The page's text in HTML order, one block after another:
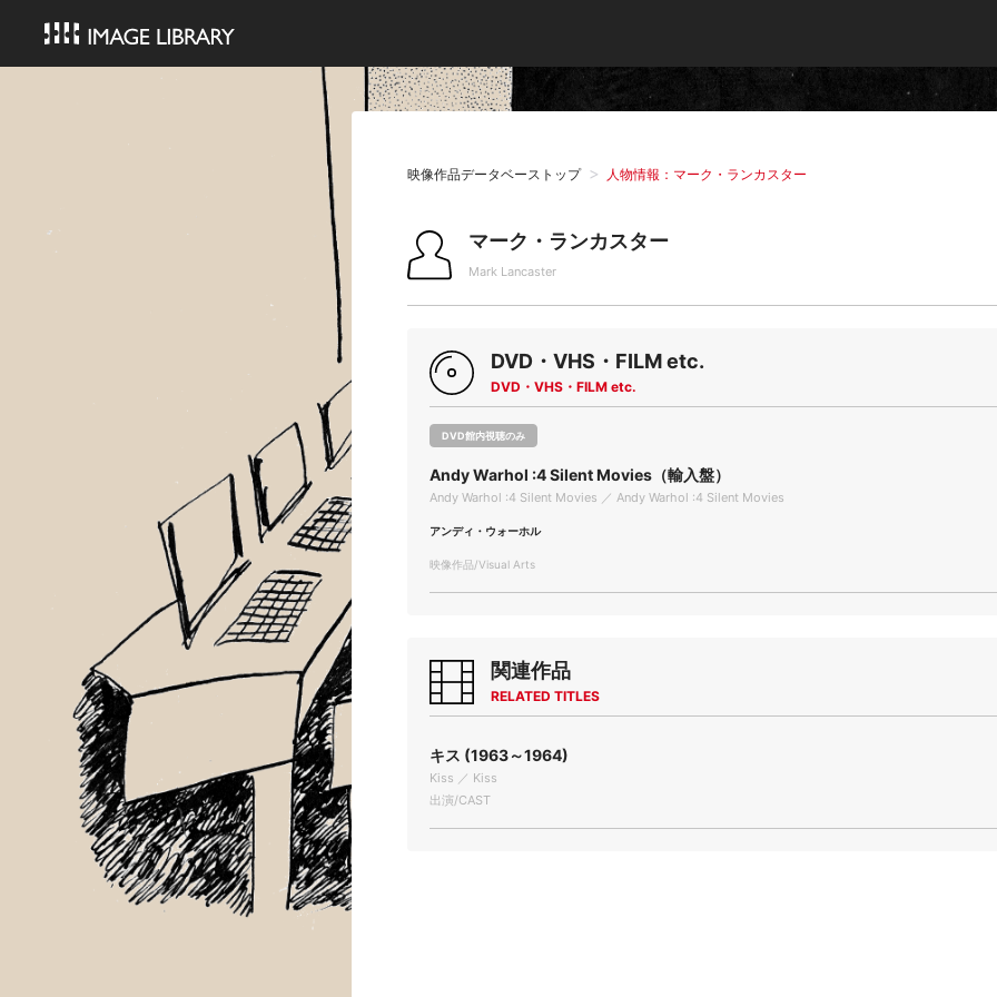
映像作品データベーストップ 人物情報：マーク・ランカスター
マーク・ランカスター
Mark Lancaster
DVD・VHS・FILM etc.
DVD・VHS・FILM etc.
DVD館内視聴のみ
Andy Warhol :4 Silent Movies（輸入盤）
Andy Warhol :4 Silent Movies ／ Andy Warhol :4 Silent Movies
アンディ・ウォーホル
映像作品/Visual Arts
関連作品
RELATED TITLES
キス (1963～1964)
Kiss ／ Kiss
出演/CAST